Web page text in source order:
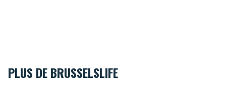
PLUS DE BRUSSELSLIFE